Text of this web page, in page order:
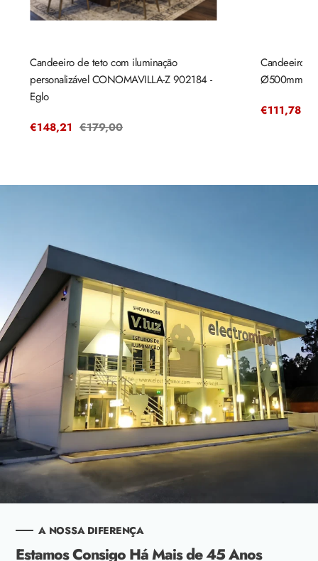
Candeeiro de teto com iluminação
personalizável CONOMAVILLA-Z 902184 -
Eglo
Preço
€148,21 Preço
€179,00
Candeeiro
Ø500mm
Preço
€111,78
A NOSSA DIFERENÇA
Estamos Consigo Há Mais de 45 Anos